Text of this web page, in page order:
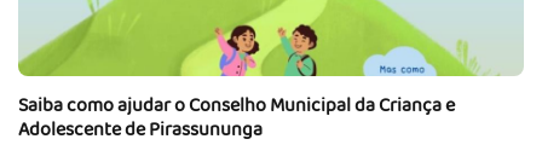
Saiba como ajudar o Conselho Municipal da Criança e
Adolescente de Pirassununga